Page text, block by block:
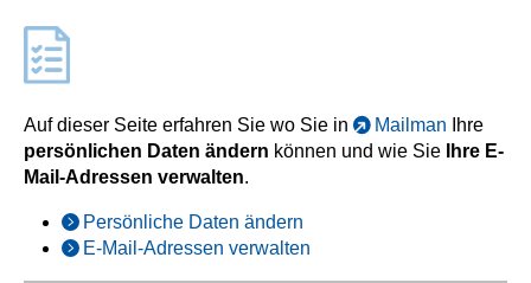
Auf dieser Seite erfahren Sie wo Sie in Mailman Ihre
persönlichen Daten ändern können und wie Sie
Ihre E-
Mail-Adressen verwalten.
Persönliche Daten ändern
E-Mail-Adressen verwalten